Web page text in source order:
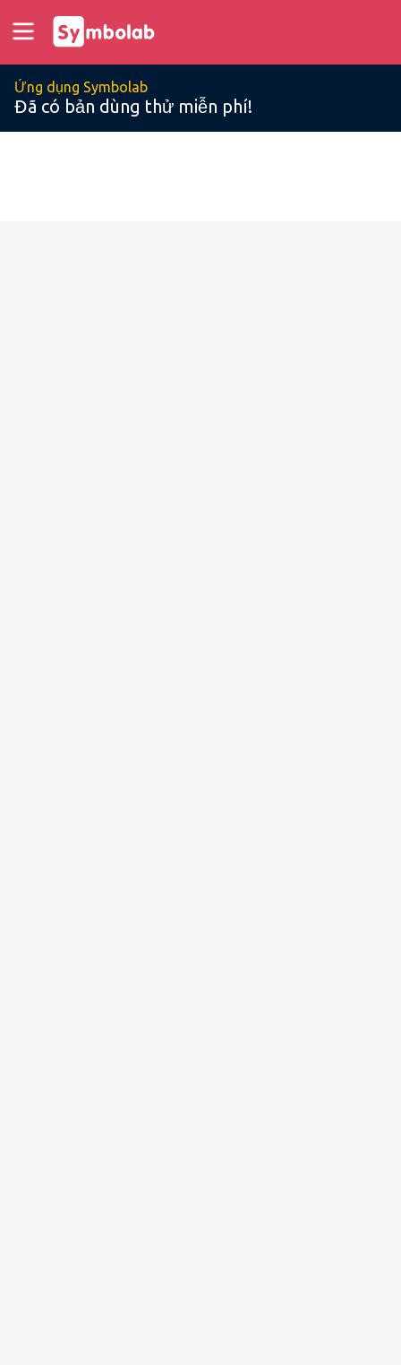
Ứng dụng Symbolab
Đã có bản dùng thử miễn phí!